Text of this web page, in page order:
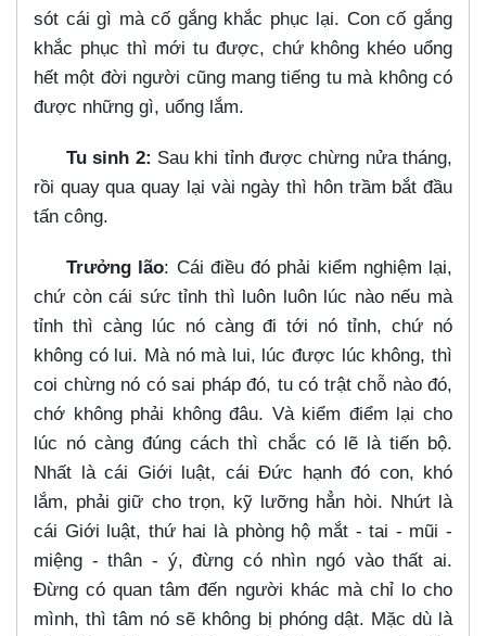
sót cái gì mà cố gắng khắc phục lại. Con cố gắng
khắc phục thì mới tu được, chứ không khéo uổng
hết một đời người cũng mang tiếng tu mà không có
được những gì, uổng lắm.
Tu sinh 2: Sau khi tỉnh được chừng nửa tháng,
rồi quay qua quay lại vài ngày thì hôn trầm bắt đầu
tấn công.
Trưởng lão: Cái điều đó phải kiểm nghiệm lại,
chứ còn cái sức tỉnh thì luôn luôn lúc nào nếu mà
tỉnh thì càng lúc nó càng đi tới nó tỉnh, chứ nó
không có lui. Mà nó mà lui, lúc được lúc không, thì
coi chừng nó có sai pháp đó, tu có trật chỗ nào đó,
chớ không phải không đâu. Và kiểm điểm lại cho
lúc nó càng đúng cách thì chắc có lẽ là tiến bộ.
Nhất là cái Giới luật, cái Đức hạnh đó con, khó
lắm, phải giữ cho trọn, kỹ lưỡng hẳn hòi. Nhứt là
cái Giới luật, thứ hai là phòng hộ mắt - tai - mũi -
miệng - thân - ý, đừng có nhìn ngó vào thất ai.
Đừng có quan tâm đến người khác mà chỉ lo cho
mình, thì tâm nó sẽ không bị phóng dật. Mặc dù là